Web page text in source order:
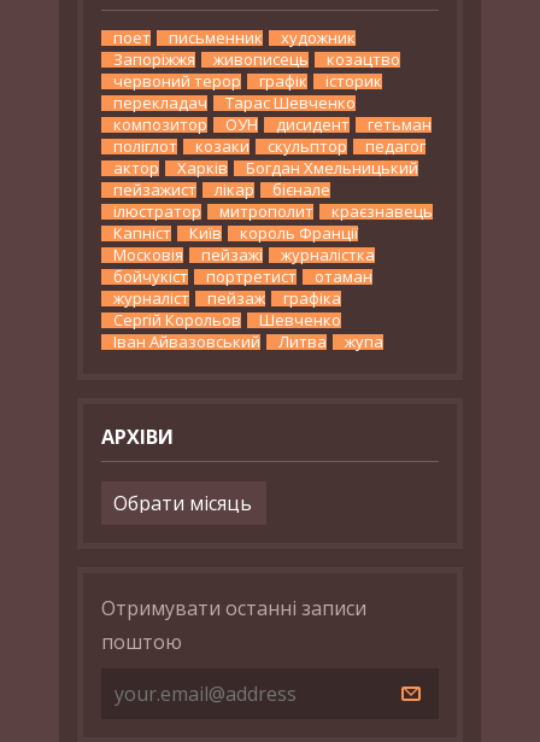
поет письменник
художник
Запоріжжя
живописець
козацтво
червоний терор
графік
історик
перекладач
Тарас Шевченко
композитор
ОУН дисидент
гетьман
поліглот
козаки скульптор
педагог
актор
Харків
Богдан Хмельницький
пейзажист
лікар
бієнале
ілюстратор
митрополит
краєзнавець
Капніст
Київ
король Франції
Московія
пейзажі
журналістка
бойчукіст
портретист
отаман
журналіст
пейзаж
графіка
Сергій Корольов
Шевченко
Іван Айвазовський
Литва жупа
АРХІВИ
Архіви
Отримувати останні записи
поштою